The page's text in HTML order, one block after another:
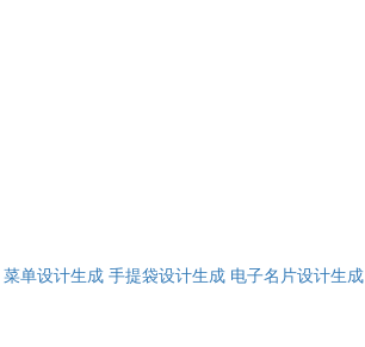
菜单设计生成 手提袋设计生成 电子名片设计生成